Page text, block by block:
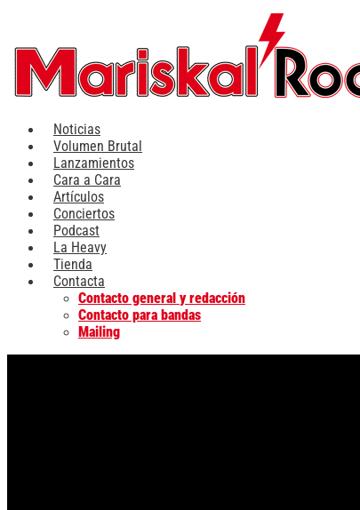
contenido
Noticias
Volumen Brutal
Lanzamientos
Cara a Cara
Artículos
Conciertos
Podcast
La Heavy
Tienda
Contacta
Contacto general y redacción
Contacto para bandas
Mailing